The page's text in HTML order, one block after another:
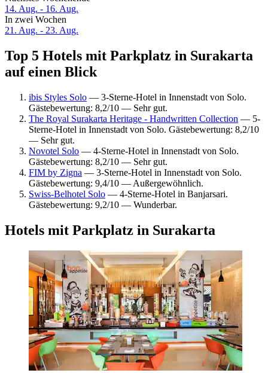
14. Aug. - 16. Aug.
In zwei Wochen
21. Aug. - 23. Aug.
Top 5 Hotels mit Parkplatz in Surakarta
auf einen Blick
ibis Styles Solo — 3-Sterne-Hotel in Innenstadt von Solo.
Gästebewertung: 8,2/10 — Sehr gut.
The Royal Surakarta Heritage - Handwritten Collection — 5-
Sterne-Hotel in Innenstadt von Solo. Gästebewertung: 8,2/10
— Sehr gut.
Novotel Solo — 4-Sterne-Hotel in Innenstadt von Solo.
Gästebewertung: 8,2/10 — Sehr gut.
FIM by Zigna — 3-Sterne-Hotel in Innenstadt von Solo.
Gästebewertung: 9,4/10 — Außergewöhnlich.
Swiss-Belhotel Solo — 4-Sterne-Hotel in Banjarsari.
Gästebewertung: 9,2/10 — Wunderbar.
Hotels mit Parkplatz in Surakarta